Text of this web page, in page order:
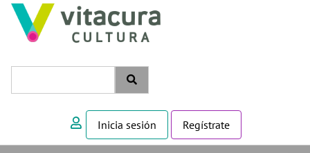
Inicia sesión Regístrate